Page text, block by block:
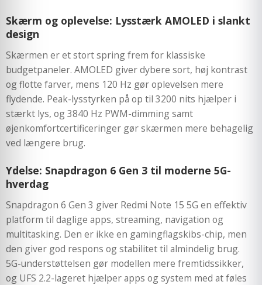
Skærm og oplevelse: Lysstærk AMOLED i slankt
design
Skærmen er et stort spring frem for klassiske
budgetpaneler. AMOLED giver dybere sort, høj kontrast
og flotte farver, mens 120 Hz gør oplevelsen mere
flydende. Peak-lysstyrken på op til 3200 nits hjælper i
stærkt lys, og 3840 Hz PWM-dimming samt
øjenkomfortcertificeringer gør skærmen mere behagelig
ved længere brug.
Ydelse: Snapdragon 6 Gen 3 til moderne 5G-
hverdag
Snapdragon 6 Gen 3 giver Redmi Note 15 5G en effektiv
platform til daglige apps, streaming, navigation og
multitasking. Den er ikke en gamingflagskibs-chip, men
den giver god respons og stabilitet til almindelig brug.
5G-understøttelsen gør modellen mere fremtidssikker,
og UFS 2.2-lageret hjælper apps og system med at føles